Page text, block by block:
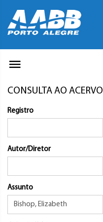
CONSULTA AO ACERVO
Registro
Autor/Diretor
Assunto